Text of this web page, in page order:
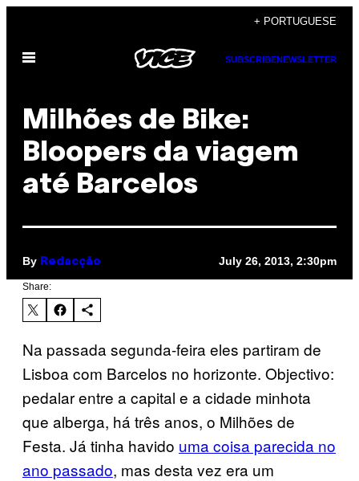
content
+ PORTUGUESE
Open
SUBSCRIBENEWSLETTER
Milhões de Bike:
Bloopers da viagem
até Barcelos
By Redacção July 26, 2013, 2:30pm
Share:
Na passada segunda-feira eles partiram de
Lisboa com Barcelos no horizonte. Objectivo:
pedalar entre a capital e a cidade minhota
que alberga, há três anos, o Milhões de
Festa. Já tinha havido uma coisa parecida no
ano passado, mas desta vez era um